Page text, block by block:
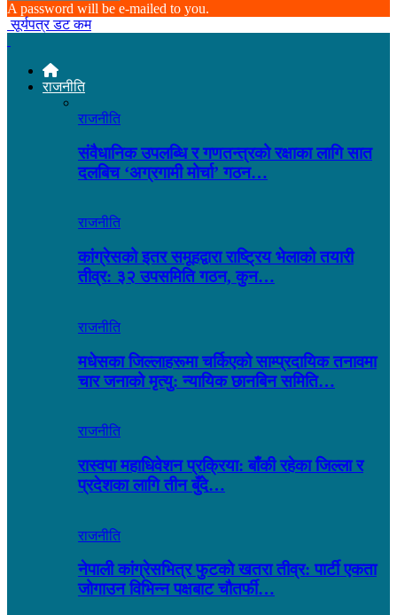
A password will be e-mailed to you.
सूर्यपत्र डट कम
राजनीति
राजनीति
संवैधानिक उपलब्धि र गणतन्त्रको रक्षाका लागि सात
दलबिच ‘अग्रगामी मोर्चा’ गठन…
राजनीति
कांग्रेसको इतर समूहद्वारा राष्ट्रिय भेलाको तयारी
तीव्र: ३२ उपसमिति गठन, कुन…
राजनीति
मधेसका जिल्लाहरूमा चर्किएको साम्प्रदायिक तनावमा
चार जनाको मृत्यु: न्यायिक छानबिन समिति…
राजनीति
रास्वपा महाधिवेशन प्रक्रिया: बाँकी रहेका जिल्ला र
प्रदेशका लागि तीन बुँदे…
राजनीति
नेपाली कांग्रेसभित्र फुटको खतरा तीव्र: पार्टी एकता
जोगाउन विभिन्न पक्षबाट चौतर्फी…